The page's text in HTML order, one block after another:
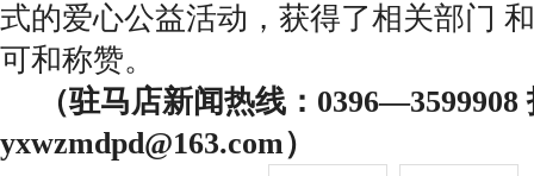
式的爱心公益活动，获得了相关部门
可和称赞。
（驻马店新闻热线：0396—3599908
yxwzmdpd@163.com）